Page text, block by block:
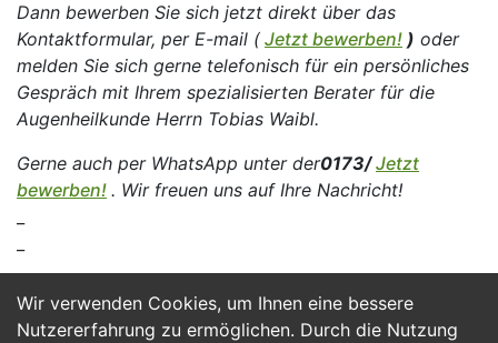
Wir verwenden Cookies, um Ihnen eine bessere
Nutzererfahrung zu ermöglichen. Durch die Nutzung
Dann bewerben Sie sich jetzt direkt über das
Kontaktformular, per E-mail ( Jetzt bewerben! ) oder
melden Sie sich gerne telefonisch für ein persönliches
Gespräch mit Ihrem spezialisierten Berater für die
Augenheilkunde Herrn Tobias Waibl.
Gerne auch per WhatsApp unter der0173/Jetzt
bewerben! . Wir freuen uns auf Ihre Nachricht!
Jetzt Bewerben